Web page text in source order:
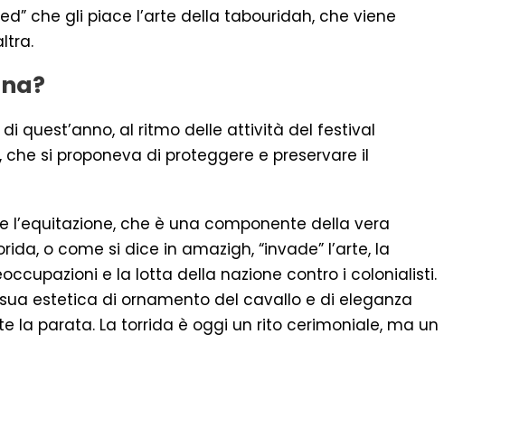
che gli piace l’arte della tabouridah, che viene
quest’anno, al ritmo delle attività del festival
che si proponeva di proteggere e preservare il
l’equitazione, che è una componente della vera
o come si dice in amazigh, “invade” l’arte, la
e la lotta della nazione contro i colonialisti.
sua estetica di ornamento del cavallo e di eleganza
la parata. La torrida è oggi un rito cerimoniale, ma un